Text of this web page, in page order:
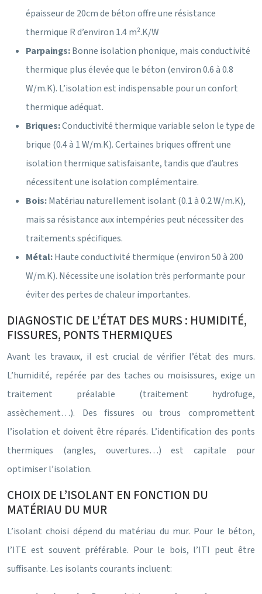
épaisseur de 20cm de béton offre une résistance
thermique R d’environ 1.4 m².K/W
Parpaings:Bonne isolation phonique, mais conductivité
thermique plus élevée que le béton (environ 0.6 à 0.8
W/m.K). L’isolation est indispensable pour un confort
thermique adéquat.
Briques:Conductivité thermique variable selon le type de
brique (0.4 à 1 W/m.K). Certaines briques offrent une
isolation thermique satisfaisante, tandis que d’autres
nécessitent une isolation complémentaire.
Bois:Matériau naturellement isolant (0.1 à 0.2 W/m.K),
mais sa résistance aux intempéries peut nécessiter des
traitements spécifiques.
Métal:Haute conductivité thermique (environ 50 à 200
W/m.K). Nécessite une isolation très performante pour
éviter des pertes de chaleur importantes.
DIAGNOSTIC DE L’ÉTAT DES MURS : HUMIDITÉ,
FISSURES, PONTS THERMIQUES
Avant les travaux, il est crucial de vérifier l’état des murs.
L’humidité, repérée par des taches ou moisissures, exige un
traitement préalable (traitement hydrofuge,
assèchement…). Des fissures ou trous compromettent
l’isolation et doivent être réparés. L’identification des ponts
thermiques (angles, ouvertures…) est capitale pour
optimiser l’isolation.
CHOIX DE L’ISOLANT EN FONCTION DU
MATÉRIAU DU MUR
L’isolant choisi dépend du matériau du mur. Pour le béton,
l’ITE est souvent préférable. Pour le bois, l’ITI peut être
suffisante. Les isolants courants incluent: